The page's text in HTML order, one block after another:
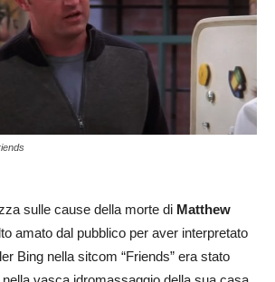
sulle cause della morte di Matthew
amato dal pubblico per aver interpretato
Bing nella sitcom “Friends” era stato